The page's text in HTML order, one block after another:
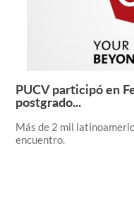
PUCV participó en
postgrado...
Más de 2 mil
encuentro.